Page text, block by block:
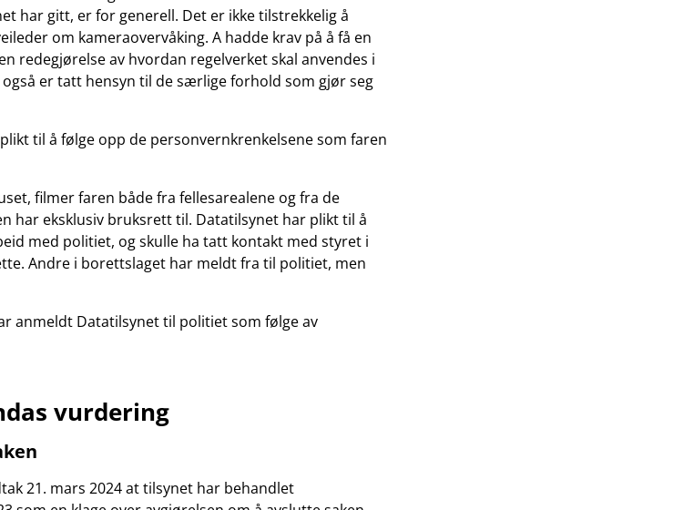
har gitt, er for generell. Det er ikke tilstrekkelig å
om kameraovervåking. A hadde krav på å få en
redegjørelse av hvordan regelverket skal anvendes i
er tatt hensyn til de særlige forhold som gjør seg
til å følge opp de personvernkrenkelsene som faren
filmer faren både fra fellesarealene og fra de
har eksklusiv bruksrett til. Datatilsynet har plikt til å
med politiet, og skulle ha tatt kontakt med styret i
Andre i borettslaget har meldt fra til politiet, men
anmeldt Datatilsynet til politiet som følge av
vurdering
21. mars 2024 at tilsynet har behandlet